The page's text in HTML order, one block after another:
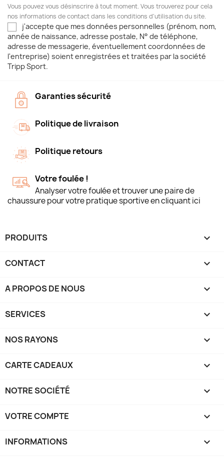
Vous pouvez vous désinscrire à tout moment. Vous trouverez pour cela
nos informations de contact dans les conditions d'utilisation du site.
j'accepte que mes données personnelles (prénom, nom,
année de naissance, adresse postale, N° de téléphone,
adresse de messagerie, éventuellement coordonnées de
l'entreprise) soient enregistrées et traitées par la société
Tripp Sport.
Garanties sécurité
Politique de livraison
Politique retours
Votre foulée !
Analyser votre foulée et trouver une paire de
chaussure pour votre pratique sportive en cliquant ici
PRODUITS 
CONTACT 
A PROPOS DE NOUS 
SERVICES 
NOS RAYONS 
CARTE CADEAUX 
NOTRE SOCIÉTÉ 
VOTRE COMPTE 
INFORMATIONS keyboard_arrow_down